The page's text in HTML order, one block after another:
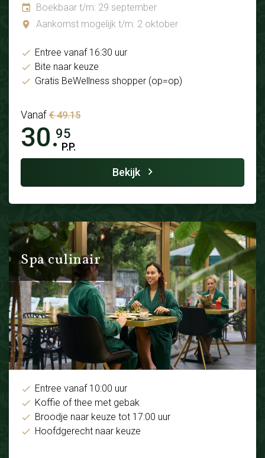
Boekbaar t/m: 29 september
Aankomst mogelijk t/m: 2 oktober
Entree vanaf 16:30 uur
Bite naar keuze
Gratis BeWellness shopper (op=op)
Vanaf € 49.15
30.95
P.P.
Bekijk
Spa culinair
Entree vanaf 10:00 uur
Koffie of thee met gebak
Broodje naar keuze tot 17:00 uur
Hoofdgerecht naar keuze